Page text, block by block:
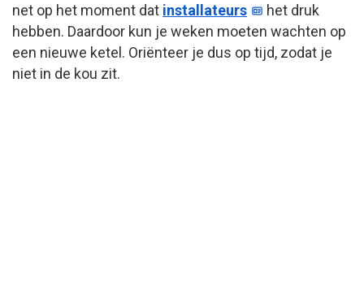
net op het moment dat installateurs
het druk
hebben. Daardoor kun je weken moeten wachten op
een nieuwe ketel. Oriënteer je dus op tijd, zodat je
niet in de kou zit.